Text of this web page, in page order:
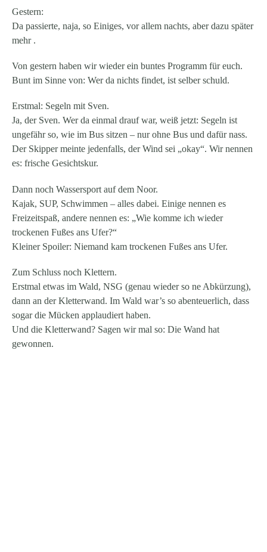
Gestern:
Da passierte, naja, so Einiges, vor allem nachts, aber dazu später
mehr .
Von gestern haben wir wieder ein buntes Programm für euch.
Bunt im Sinne von: Wer da nichts findet, ist selber schuld.
Erstmal: Segeln mit Sven.
Ja, der Sven. Wer da einmal drauf war, weiß jetzt: Segeln ist
ungefähr so, wie im Bus sitzen – nur ohne Bus und dafür nass.
Der Skipper meinte jedenfalls, der Wind sei „okay“. Wir nennen
es: frische Gesichtskur.
Dann noch Wassersport auf dem Noor.
Kajak, SUP, Schwimmen – alles dabei. Einige nennen es
Freizeitspaß, andere nennen es: „Wie komme ich wieder
trockenen Fußes ans Ufer?“
Kleiner Spoiler: Niemand kam trockenen Fußes ans Ufer.
Zum Schluss noch Klettern.
Erstmal etwas im Wald, NSG (genau wieder so ne Abkürzung),
dann an der Kletterwand. Im Wald war’s so abenteuerlich, dass
sogar die Mücken applaudiert haben.
Und die Kletterwand? Sagen wir mal so: Die Wand hat
gewonnen.